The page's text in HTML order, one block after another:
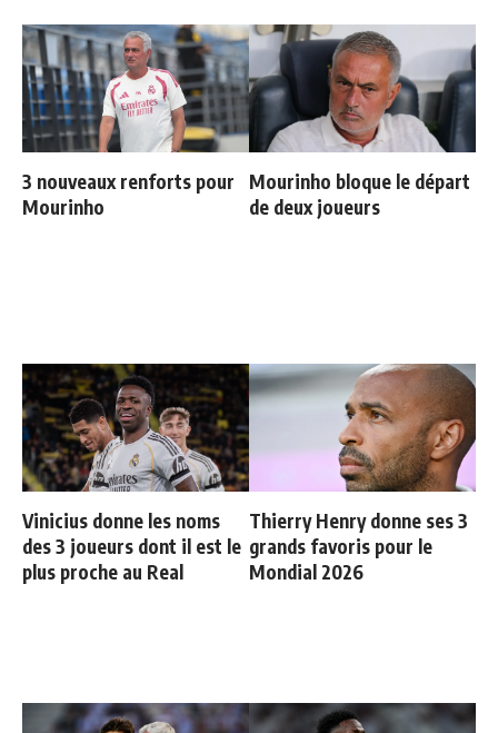
3 nouveaux renforts pour
Mourinho
Mourinho bloque le départ
de deux joueurs
Vinicius donne les noms
des 3 joueurs dont il est le
plus proche au Real
Thierry Henry donne ses 3
grands favoris pour le
Mondial 2026